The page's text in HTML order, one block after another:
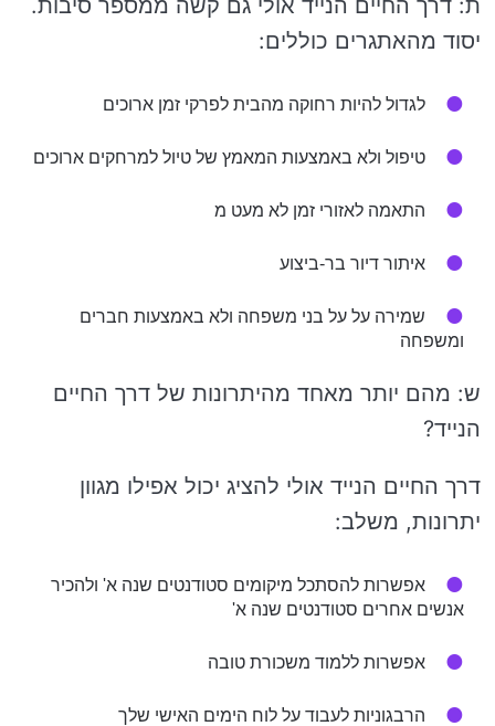
יסוד מהאתגרים כוללים:
לגדול להיות רחוקה מהבית לפרקי זמן ארוכים
טיפול ולא באמצעות המאמץ של טיול למרחקים ארוכים
התאמה לאזורי זמן לא מעט מ
איתור דיור בר-ביצוע
שמירה על על בני משפחה ולא באמצעות חברים
ומשפחה
ש: מהם יותר מאחד מהיתרונות של דרך החיים
הנייד?
דרך החיים הנייד אולי להציג יכול אפילו מגוון
יתרונות, משלב:
אפשרות להסתכל מיקומים סטודנטים שנה א' ולהכיר
אנשים אחרים סטודנטים שנה א'
אפשרות ללמוד משכורת טובה
הרבגוניות לעבוד על לוח הימים האישי שלך